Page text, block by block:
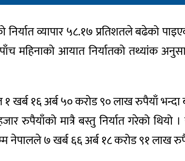
निर्यात व्यापार ५८.१७ प्रतिशतले बढेको
महिनाको आयात निर्यातको तथ्यांक
१६ अर्ब ५० करोड ९० लाख रुपैयाँ भन्दा
रुपैयाँको मात्रै बस्तु निर्यात गरेको थियो
नेपालले ७ खर्ब ६६ अर्ब १८ करोड ९१ लाख